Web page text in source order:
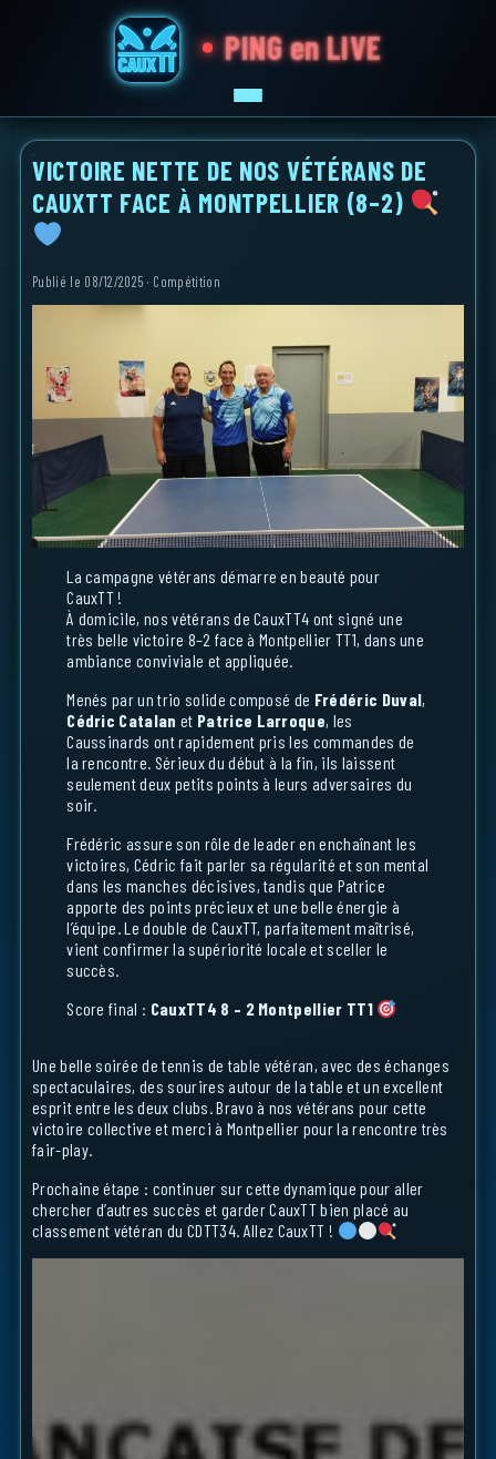
PING en LIVE
ACCUEIL
JOUEURS
TOURNOI PICAUX
L I V E
RÉSULTATS
INSCRIPTION
HELLOASSO
VICTOIRE NETTE DE NOS VÉTÉRANS DE
CAUXTT FACE À MONTPELLIER (8–2)
Publié le 08/12/2025 · Compétition
La campagne vétérans démarre en beauté pour
CauxTT !
À domicile, nos vétérans de CauxTT4 ont signé une
très belle victoire 8–2 face à Montpellier TT1, dans une
ambiance conviviale et appliquée.
Menés par un trio solide composé de Frédéric Duval,
Cédric Catalan et Patrice Larroque, les
Caussinards ont rapidement pris les commandes de
la rencontre. Sérieux du début à la fin, ils laissent
seulement deux petits points à leurs adversaires du
soir.
Frédéric assure son rôle de leader en enchaînant les
victoires, Cédric fait parler sa régularité et son mental
dans les manches décisives, tandis que Patrice
apporte des points précieux et une belle énergie à
l’équipe. Le double de CauxTT, parfaitement maîtrisé,
vient confirmer la supériorité locale et sceller le
succès.
Score final : CauxTT4 8 – 2 Montpellier TT1
Une belle soirée de tennis de table vétéran, avec des échanges
spectaculaires, des sourires autour de la table et un excellent
esprit entre les deux clubs. Bravo à nos vétérans pour cette
victoire collective et merci à Montpellier pour la rencontre très
fair-play.
Prochaine étape : continuer sur cette dynamique pour aller
chercher d’autres succès et garder CauxTT bien placé au
classement vétéran du CDTT34. Allez CauxTT !